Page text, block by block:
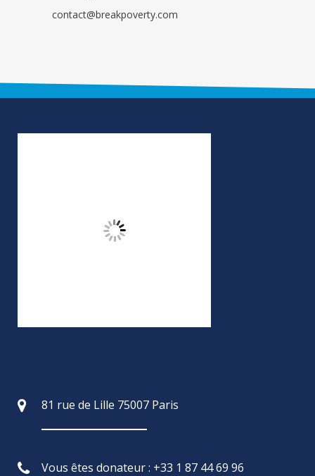
contact@breakpoverty.com
81 rue de Lille 75007 Paris
Vous êtes donateur : +33 1 87 44 69 96